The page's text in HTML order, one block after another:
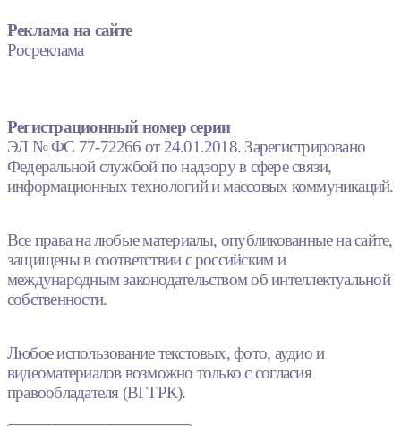
Реклама на сайте
Росреклама
Регистрационный номер серии
ЭЛ № ФС 77-72266 от 24.01.2018. Зарегистрировано
Федеральной службой по надзору в сфере связи,
информационных технологий и массовых коммуникаций.
Все права на любые материалы, опубликованные на сайте,
защищены в соответствии с российским и
международным законодательством об интеллектуальной
собственности.
Любое использование текстовых, фото, аудио и
видеоматериалов возможно только с согласия
правообладателя (ВГТРК).